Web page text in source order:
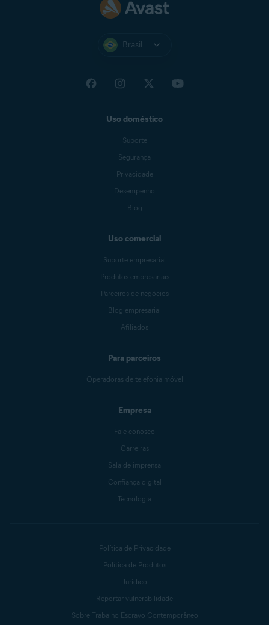
Brasil
Uso doméstico
Suporte
Segurança
Privacidade
Desempenho
Blog
Uso comercial
Suporte empresarial
Produtos empresariais
Parceiros de negócios
Blog empresarial
Afiliados
Para parceiros
Operadoras de telefonia móvel
Empresa
Fale conosco
Carreiras
Sala de imprensa
Confiança digital
Tecnologia
Política de Privacidade
Política de Produtos
Jurídico
Reportar vulnerabilidade
Sobre Trabalho Escravo Contemporâneo